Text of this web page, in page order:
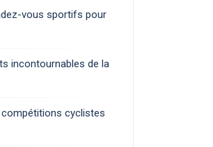
vous sportifs pour
incontournables de la
cyclistes